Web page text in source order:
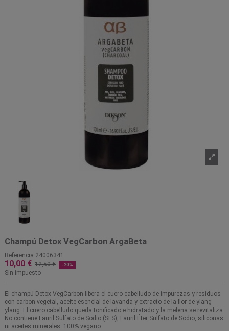
Champú Detox VegCarbon ArgaBeta
Referencia 24006341
10,00 € 12,50 € -20%
Sin impuesto
El champú Detox VegCarbon libera el cuero cabelludo de impurezas y residuos
con carbon vegetal, aceite esencial de lavanda y extracto de la flor de ylang
ylang. El cuero cabelludo queda tonificado e hidratado y la melena se revitaliza.
No contiene Lauril Sulfato de Sodio (SLS), Lauril Éter Sulfato de Sodio, siliconas
ni aceites minerales. 100% vegano.